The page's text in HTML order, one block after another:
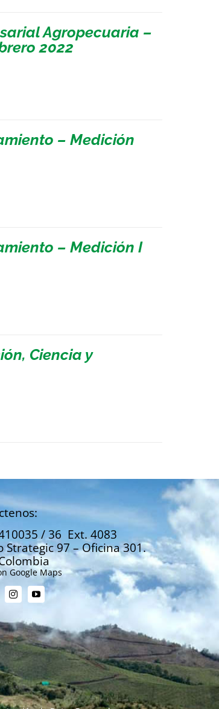
Agropecuaria –
2022
– Medición
– Medición I
Ciencia y
/ 36 Ext. 4083
Strategic 97 – Oficina 301.
Google Maps